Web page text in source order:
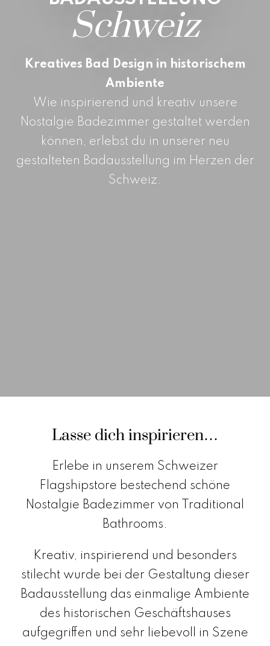
Accessoires
Leuchten
Küche
Fliesen
Raumdesign
Manufaktur
Standorte
Outlet-Store
Schweiz
Kreatives Bad Design in historischem
Ambiente
Wie inspirierend und kreativ unsere
Nostalgie Badezimmer gestaltet werden
können, erlebst du in unserer neu
gestalteten Badausstellung im Herzen der
Schweiz.
Lasse dich inspirieren…
Erlebe in unserem Schweizer
Flagshipstore bestechend schöne
Nostalgie Badezimmer von Traditional
Bathrooms.
Kreativ, inspirierend und besonders
stilecht wurde bei der Gestaltung dieser
Badausstellung das einmalige Ambiente
des historischen Geschäftshauses
aufgegriffen und sehr liebevoll in Szene